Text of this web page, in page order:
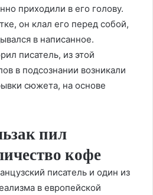
приходили в его голову.
он клал его перед собой,
в написанное.
писатель, из этой
в подсознании возникали
сюжета, на основе
пил
кофе
писатель и один из
в европейской